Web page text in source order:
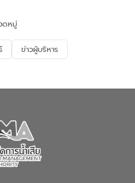
ารน้ำเสียและสร้างจิตสำนึกในการ
รักษ์สิ่งแวดล้อม ในหัวข้อ “น้ำเสียชุมชน
การบำบัดน้ำเสียเบื้องต้น” โดยให้ความรู้
วกับสาเหตุและผลกระทบของน้ำเสีย
ทศบาลตำบลบางเลน จังหวัดนครปฐม
ดหมู่
ข่าวผู้บริหาร